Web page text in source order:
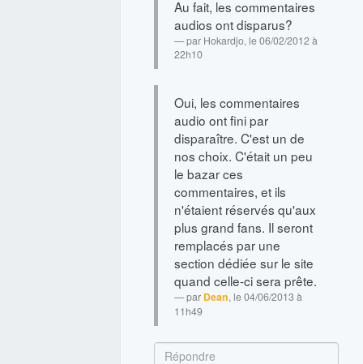
Au fait, les commentaires
audios ont disparus?
par Hokardjo, le 06/02/2012 à
22h10
Oui, les commentaires
audio ont fini par
disparaître. C'est un de
nos choix. C'était un peu
le bazar ces
commentaires, et ils
n'étaient réservés qu'aux
plus grand fans. Il seront
remplacés par une
section dédiée sur le site
quand celle-ci sera prête.
par Dean, le 04/06/2013 à
11h49